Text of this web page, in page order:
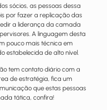
sócios, as pessoas dessa
por fazer a replicação das
a liderança da camada
A linguagem desta
pouco mais técnica em
estabelecida de alto nível.
tem contato diário com a
de estratégia, fica um
que estas pessoas
tática, confira!